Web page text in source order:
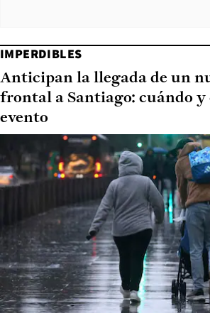
IMPERDIBLES
Anticipan la llegada de un
frontal a Santiago: cuándo y
evento